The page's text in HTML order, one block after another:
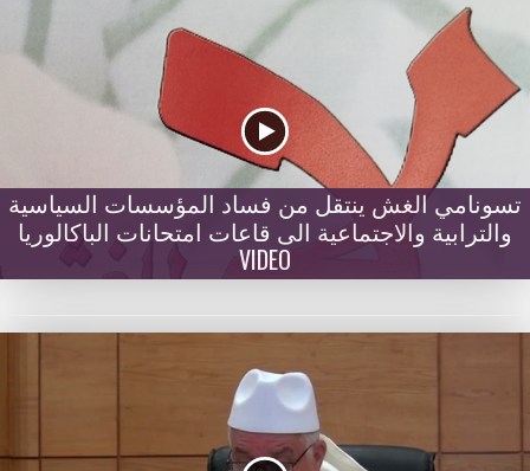
تسونامي الغش ينتقل من فساد المؤسسات السياسية
والترابية والاجتماعية الى قاعات امتحانات الباكالوريا
VIDEO